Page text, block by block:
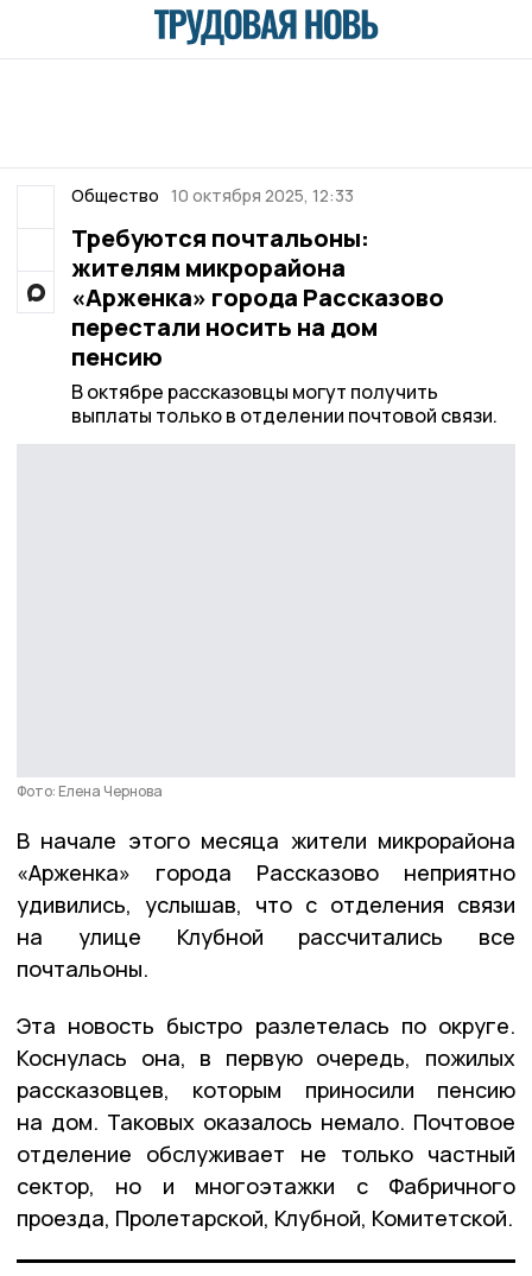
Общество 10 октября 2025, 12:33
Требуются почтальоны:
жителям микрорайона
«Арженка» города Рассказово
перестали носить на дом
пенсию
В октябре рассказовцы могут получить
выплаты только в отделении почтовой связи.
Фото: Елена Чернова
В начале этого месяца жители микрорайона
«Арженка» города Рассказово неприятно
удивились, услышав, что с отделения связи
на улице Клубной рассчитались все
почтальоны.
Эта новость быстро разлетелась по округе.
Коснулась она, в первую очередь, пожилых
рассказовцев, которым приносили пенсию
на дом. Таковых оказалось немало. Почтовое
отделение обслуживает не только частный
сектор, но и многоэтажки с Фабричного
проезда, Пролетарской, Клубной, Комитетской.